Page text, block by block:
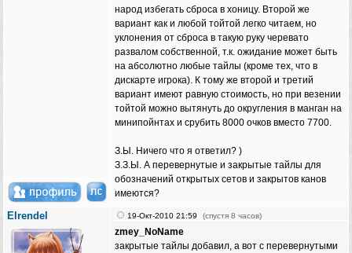
народ избегать сброса в хоницу. Второй же
вариант как и любой тойтой легко читаем, но
уклонения от сброса в такую руку черевато
развалом собственной, т.к. ожидание может быть
на абсолютно любые тайлы (кроме тех, что в
дискарте игрока). К тому же второй и третий
вариант имеют равную стоимость, но при везении
тойтой можно вытянуть до округления в манган на
минипойнтах и срубить 8000 очков вместо 7700.
З.Ы. Ничего что я ответил? )
З.З.Ы. А перевернутые и закрытые тайлы для
обозначений открытых сетов и закрытов канов
имеются?
Elrendel 19-Окт-2010 21:59 (спустя 8 часов)
zmey_NoName
закрытые тайлы добавил, а вот с перевернутыми